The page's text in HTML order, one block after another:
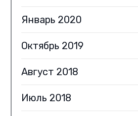
Январь 2020
Октябрь 2019
Август 2018
Июль 2018